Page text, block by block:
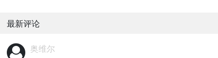
最新评论
奥维尔